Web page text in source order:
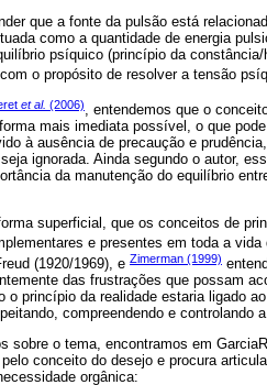
que a fonte da pulsão está
como a quantidade de energia
psíquico (princípio da
o propósito de resolver a tensão
et al. (2006)
, entendemos que o
mais imediata possível, o que
à ausência de precaução e
ignorada. Ainda segundo o autor,
da manutenção do equilíbrio
superficial, que os conceitos de
e presentes em toda a vida
(1920/1969), e Zimerman (1999)
das frustrações que possam
o princípio da realidade estaria ligado
compreendendo e controlando a
sobre o tema, encontramos em
conceito do desejo e procura
orgânica: